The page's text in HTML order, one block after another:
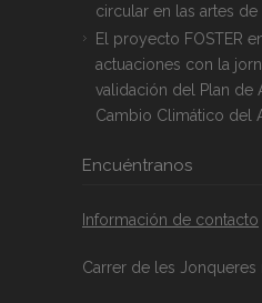
circular en las artes de
El proyecto FOSTER
actuaciones con la
validación del Plan de
Cambio Climático del
Encuéntranos
Información de contacto
Carrer de les Jonqueres